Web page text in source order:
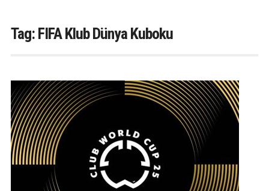
Tag: FIFA Klub Dünya Kuboku